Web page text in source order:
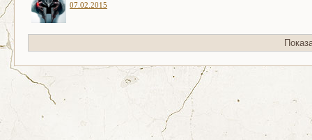
07.02.2015